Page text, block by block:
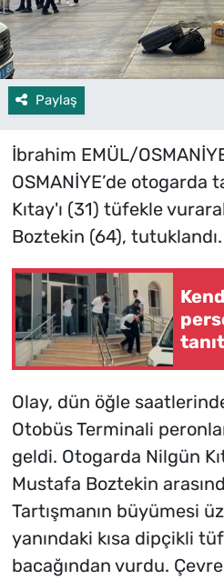
Paylaş
İbrahim EMÜL/
OSMANİYE’de otogarda
Kıtay'ı (31) tüfekle
Boztekin (64), tutuklandı.
Olay, dün öğle
Otobüs Terminali
geldi. Otogarda Nilgün
Mustafa Boztekin
Tartışmanın büyümesi
yanındaki kısa dipçikli
bacağından vurdu.